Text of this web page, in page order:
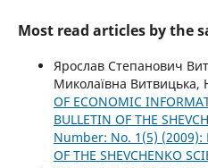
Most read articles by the
Ярослав Степанович
Миколаївна
OF ECONOMIC
BULLETIN OF THE
Number: No. 1(5) (2009):
OF THE SHEVCHENKO